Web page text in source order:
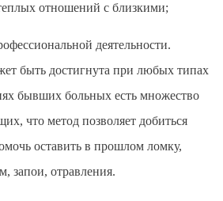
отношений с близкими;
деятельности.
быть достигнута при любых типах
бывших больных есть множество
что метод позволяет добиться
оставить в прошлом ломку,
запои, отравления.